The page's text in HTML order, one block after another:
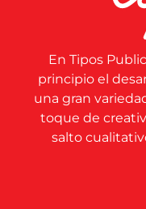
En Tipos
principio el
una gran
toque de
salto